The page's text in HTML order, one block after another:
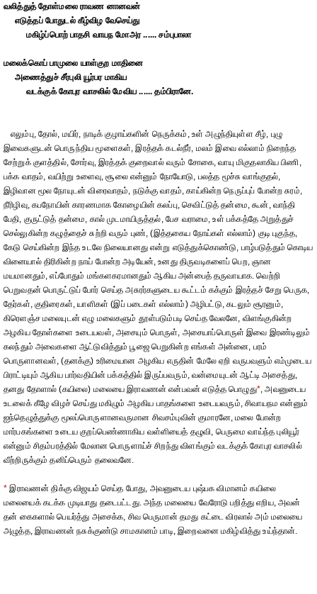
வலித்துத் தோள்மலை ராவண னானவன்
எடுத்தப் போதுடல் கீழ்விழ வேசெய்து
மகிழ்ப்பொற் பாதசி வாயந மோஅர ...... சம்புபாலா
மலைக்கொப் பாமுலை யாள்குற மாதினை
அணைத்துச் சீர்புலி யூர்பர மாகிய
வடக்குக் கோபுர வாசலில் மேவிய ...... தம்பிரானே.
எலும்பு, தோல், மயிர், நாடிக் குழாய்களின் நெருக்கம், உள் அழுந்தியுள்ள சீழ், புழு
இவைகளுடன் பொருந்திய மூளைகள், இரத்தக் கடல்நீர், மலம் இவை எல்லாம் நிறைந்த
சேற்றுக் குளத்தில், சோர்வு, இரத்தக் குறைவால் வரும் சோகை, வாயு மிகுதலாகிய பிணி,
பக்க வாதம், வயிற்று உளைவு, சூலை என்னும் நோயோடு, பலத்த மூச்சு வாங்குதல்,
இழிவான மூல நோயுடன் விரைவாதம், நடுக்கு வாதம், காய்கின்ற நெருப்புப் போன்ற சுரம்,
நீரிழிவு, கபநோயின் காரணமாக கோழையின் கலப்பு, செவிட்டுத் தன்மை, கூன், வாந்தி
பேதி, குருட்டுத் தன்மை, கால் முடமாயிருத்தல், பேச வராமை, உள் பக்கத்தே அறுத்துச்
செல்லுகின்ற கழுத்தைச் சுற்றி வரும் புண், (இத்தகைய நோய்கள் எல்லாம்) குடி புகுந்த,
கேடு செய்கின்ற இந்த உடலே நிலையானது என்று எடுத்துக்கொண்டு, பாழ்படுத்தும் கொடிய
வினையால் திரிகின்ற நாய் போன்ற அடியேன், உனது திருவடிகளைப் பெற, ஞான
மயமானதும், எப்போதும் மங்களகரமானதும் ஆகிய அன்பைத் தருவாயாக. வெற்றி
பெறுவதன் பொருட்டுப் போர் செய்த அசுரர்களுடைய கூட்டம் கக்கும் இரத்தச் சேறு பெருக,
தேர்கள், குதிரைகள், யாளிகள் (இப் படைகள் எல்லாம்) அழிபட்டு, கடலும் சூரனும்,
கிரெளஞ்ச மலையுடன் எழு மலைகளும் தூள்படும்படி செய்த வேலனே, விளங்குகின்ற
அழகிய தோள்களை உடையவள், அசையும் பொருள், அசையாப்பொருள் இவை இரண்டிலும்
கலந்தும் அவைகளை ஆட்டுவித்தும் பூஜை பெறுகின்ற எங்கள் அன்னை, பரம்
பொருளானவள், (தனக்கு) உரிமையான அழகிய எருதின் மேலே ஏறி வருபவளும் எம்முடைய
பிராட்டியும் ஆகிய பார்வதியின் பக்கத்தில் இருப்பவரும், வன்மையுடன் ஆட்டி அசைத்து,
தனது தோளால் (கயிலை) மலையை இராவணன் என்பவன் எடுத்த பொழுது*, அவனுடைய
உடலைக் கீழே விழச் செய்து மகிழும் அழகிய பாதங்களை உடையவரும், சிவாயநம என்னும்
ஐந்தெழுத்துக்கு மூலப்பொருளானவருமான சிவசம்புவின் குமாரனே, மலை போன்ற
மார்பகங்களை உடைய குறப்பெண்ணாகிய வள்ளியைத் தழுவி, பெருமை வாய்ந்த புலியூர்
என்னும் சிதம்பரத்தில் மேலான பொருளாய்ச் சிறந்து விளங்கும் வடக்குக் கோபுர வாசலில்
வீற்றிருக்கும் தனிப்பெரும் தலைவனே.
* இராவணன் திக்கு விஜயம் செய்த போது, அவனுடைய புஷ்பக விமானம் கயிலை
மலையைக் கடக்க முடியாது தடைபட்டது. அந்த மலையை வேரோடு பறித்து எறிய, அவன்
தன் கைகளால் பெயர்த்து அசைக்க, சிவ பெருமான் தமது கட்டை விரலால் அம் மலையை
அழுத்த, இராவணன் நசுக்குண்டு சாமகானம் பாடி, இறைவனை மகிழ்வித்து உய்ந்தான்.